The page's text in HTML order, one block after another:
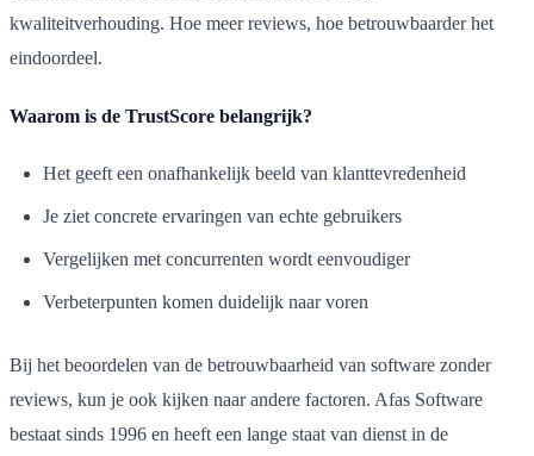
kwaliteitverhouding. Hoe meer reviews, hoe betrouwbaarder het
eindoordeel.
Waarom is de TrustScore belangrijk?
Het geeft een onafhankelijk beeld van klanttevredenheid
Je ziet concrete ervaringen van echte gebruikers
Vergelijken met concurrenten wordt eenvoudiger
Verbeterpunten komen duidelijk naar voren
Bij het beoordelen van de betrouwbaarheid van software zonder
reviews, kun je ook kijken naar andere factoren. Afas Software
bestaat sinds 1996 en heeft een lange staat van dienst in de